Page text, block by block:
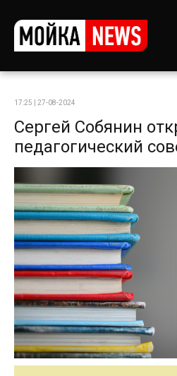
17:25 | 27-08-2024
Сергей Собянин
педагогический